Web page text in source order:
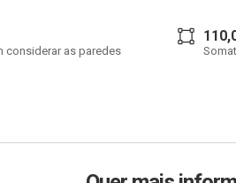
considerar as paredes